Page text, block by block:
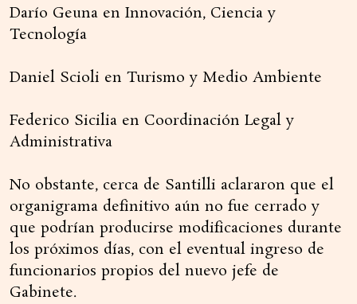
Darío Geuna en Innovación, Ciencia y
Tecnología
Daniel Scioli en Turismo y Medio Ambiente
Federico Sicilia en Coordinación Legal y
Administrativa
No obstante, cerca de Santilli aclararon que el
organigrama definitivo aún no fue cerrado y
que podrían producirse modificaciones durante
los próximos días, con el eventual ingreso de
funcionarios propios del nuevo jefe de
Gabinete.